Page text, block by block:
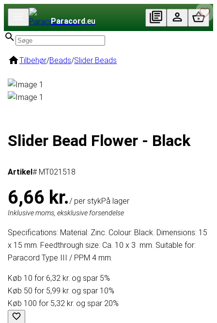
Paracord.eu
Tilbehør/Beads/Slider Beads
Slider Bead Flower - Black
Artikel# MT021518
6,66 kr./ per stykPå lager
Inklusive moms, eksklusive forsendelse
Specifications: Material: Zinc. Colour: Black. Dimensions: 15
x 15 mm. Feedthrough size: Ca. 10 x 3 mm. Suitable for:
Paracord Type III / PPM 4 mm.
Køb 10 for 6,32 kr. og spar 5%
Køb 50 for 5,99 kr. og spar 10%
Køb 100 for 5,32 kr. og spar 20%